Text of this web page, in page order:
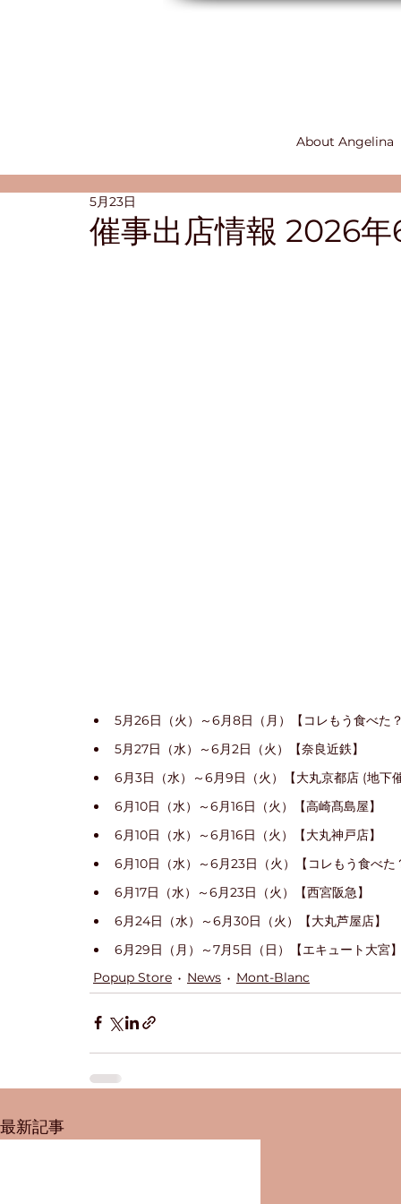
About Angelina
催事出店情報 2026年
5月23日
5月26日（火）～6月8日（月）【コレもう食べた
5月27日（水）～6月2日（火）【奈良近鉄】
6月3日（水）～6月9日（火）【大丸京都店 (地下
6月10日（水）～6月16日（火）【高崎髙島屋】
6月10日（水）～6月16日（火）【大丸神戸店】
6月10日（水）～6月23日（火）【コレもう食べ
6月17日（水）～6月23日（火）【西宮阪急】
6月24日（水）～6月30日（火）【大丸芦屋店】
6月29日（月）～7月5日（日）【エキュート大宮】
Popup Store
News Mont-Blanc
最新記事